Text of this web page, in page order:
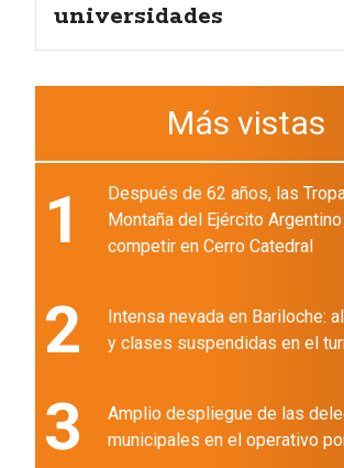
universidades
Más vistas
1
Después de 62 años, las
Montaña del Ejército
competir en Cerro Catedral
2
Intensa nevada en Bariloche:
y clases suspendidas en el
3
Amplio despliegue de las
municipales en el operativo